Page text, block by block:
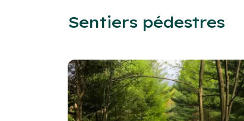
Sentiers pédestres